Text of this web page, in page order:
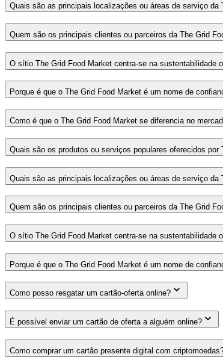
Quais são as principais localizações ou áreas de serviço da
Quem são os principais clientes ou parceiros da The Grid
O sítio The Grid Food Market centra-se na sustentabilidade
Porque é que o The Grid Food Market é um nome de
Como é que o The Grid Food Market se diferencia no
Quais são os produtos ou serviços populares oferecidos por
Quais são as principais localizações ou áreas de serviço da
Quem são os principais clientes ou parceiros da The Grid
O sítio The Grid Food Market centra-se na sustentabilidade
Porque é que o The Grid Food Market é um nome de
Como posso resgatar um cartão-oferta online?
É possível enviar um cartão de oferta a alguém online?
Como comprar um cartão presente digital com